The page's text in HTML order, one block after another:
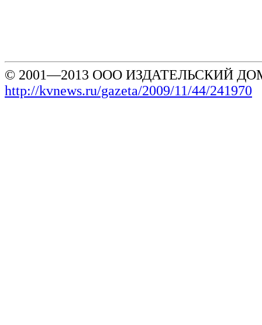
© 2001—2013 ООО ИЗДАТЕЛЬСКИЙ
http://kvnews.ru/gazeta/2009/11/44/241970